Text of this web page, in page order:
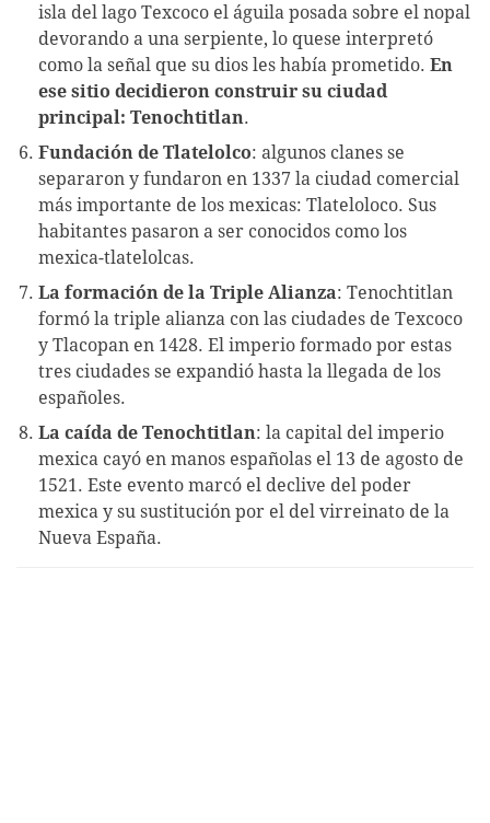
isla del lago Texcoco el águila posada sobre el nopal
devorando a una serpiente, lo quese interpretó
como la señal que su dios les había prometido. En
ese sitio decidieron construir su ciudad
principal: Tenochtitlan.
Fundación de Tlatelolco: algunos clanes se
separaron y fundaron en 1337 la ciudad comercial
más importante de los mexicas: Tlateloloco. Sus
habitantes pasaron a ser conocidos como los
mexica-tlatelolcas.
La formación de la Triple Alianza: Tenochtitlan
formó la triple alianza con las ciudades de Texcoco
y Tlacopan en 1428. El imperio formado por estas
tres ciudades se expandió hasta la llegada de los
españoles.
La caída de Tenochtitlan: la capital del imperio
mexica cayó en manos españolas el 13 de agosto de
1521. Este evento marcó el declive del poder
mexica y su sustitución por el del virreinato de la
Nueva España.